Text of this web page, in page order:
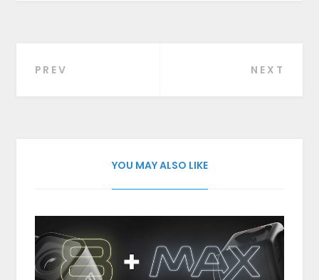
Beitragsnavigation
PREV NEXT
YOU MAY ALSO LIKE